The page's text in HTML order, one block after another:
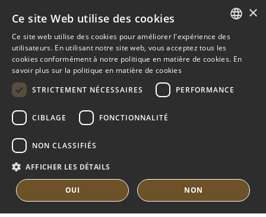
MARBELLA EAST
VILLAS EN VENTE
APPARTMENTS EN VENTE
SPANISH
×
Ce site Web utilise des cookies
Ce site web utilise des cookies pour améliorer l'expérience des
utilisateurs. En utilisant notre site web, vous acceptez tous les
cookies conformément à notre politique en matière de cookies. En
savoir plus sur la politique en matière de cookies
STRICTEMENT NÉCESSAIRES
PERFORMANCE
CIBLAGE FONCTIONNALITÉ
NON CLASSIFIÉS
AFFICHER LES DÉTAILS
OUI NON